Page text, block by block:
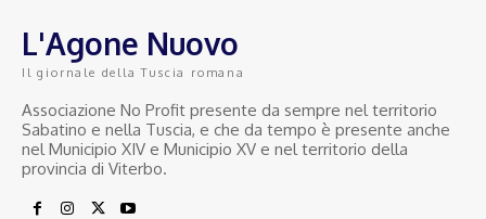
L'Agone Nuovo
Il giornale della Tuscia romana
Associazione No Profit presente da sempre nel territorio
Sabatino e nella Tuscia, e che da tempo è presente anche
nel Municipio XIV e Municipio XV e nel territorio della
provincia di Viterbo.